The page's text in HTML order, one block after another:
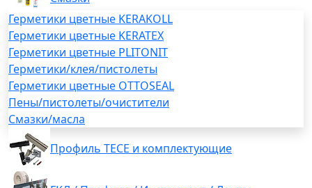
Герметики цветные KERAKOLL
Герметики цветные KERATEX
Герметики цветные PLITONIT
Герметики/клея/пистолеты
Герметики цветные OTTOSEAL
Пены/пистолеты/очистители
Смазки/масла
Профиль TECE и комплектующие